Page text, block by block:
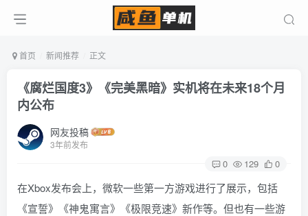
首页 新闻推荐 正文
《腐烂国度3》《完美黑暗》实机将在未来18个月
内公布
网友投稿
3年前发布
0 129 0
在Xbox发布会上，微软一些第一方游戏进行了展示，包括
《宣誓》《神鬼寓言》《极限竞速》新作等。但也有一些游